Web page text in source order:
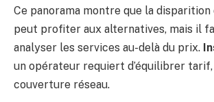
Ce panorama montre que la disparition
peut profiter aux alternatives, mais il
analyser les services au-delà du prix.
un opérateur requiert d’équilibrer
couverture réseau.